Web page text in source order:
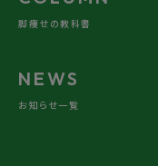
脚痩せの教科書
NEWS
お知らせ一覧